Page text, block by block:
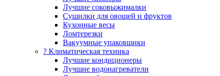
Лучшие соковыжималки
Сушилки для овощей и фруктов
Кухонные весы
Ломтерезки
Вакуумные упаковщики
?️ Климатическая техника
Лучшие кондиционеры
Лучшие водонагреватели